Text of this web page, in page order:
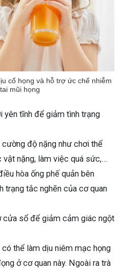
cổ họng và hỗ trợ ức chế nhiễm
mũi họng
yên tĩnh để giảm tình trạng
độ nặng như chơi thể
vật nặng, làm việc quá sức,…
hòa ống phế quản bên
trạng tắc nghẽn của cơ quan
cửa sổ để giảm cảm giác ngột
có thể làm dịu niêm mạc họng
ở cơ quan này. Ngoài ra trà